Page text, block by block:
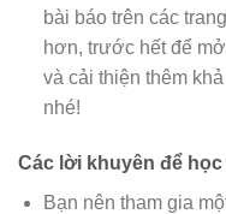
bài báo trên các
hơn, trước hết để
và cải thiện thêm
nhé!
Các lời khuyên để
Bạn nên tham gia